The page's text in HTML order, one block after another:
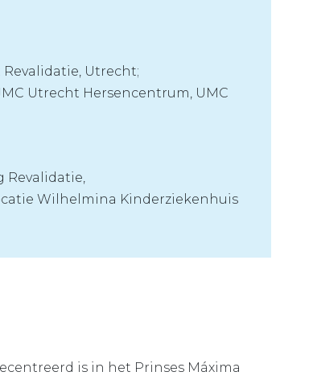
Utrecht;
Utrecht Hersencentrum, UMC
Wilhelmina Kinderziekenhuis
is in het Prinses Máxima